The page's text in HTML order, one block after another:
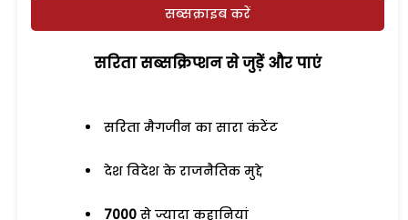
सब्सक्राइब करें
सरिता सब्सक्रिप्शन से जुड़ेें और पाएं
सरिता मैगजीन का सारा कंटेंट
देश विदेश के राजनैतिक मुद्दे
7000 से ज्यादा कहानियां